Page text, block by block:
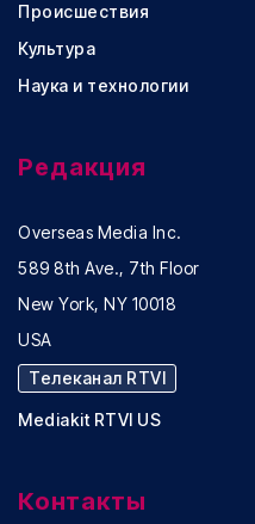
Происшествия
Культура
Наука и технологии
Редакция
Overseas Media Inc.
589 8th Ave., 7th Floor
New York, NY 10018
USA
Телеканал RTVI
Mediakit RTVI US
Контакты